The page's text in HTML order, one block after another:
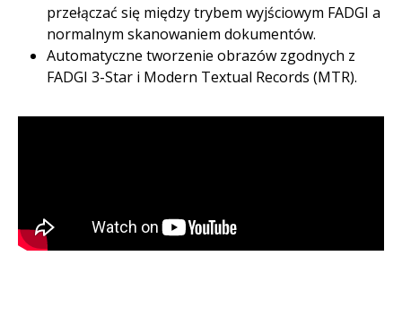
przełączać się między trybem wyjściowym FADGI a
normalnym skanowaniem dokumentów.
Automatyczne tworzenie obrazów zgodnych z
FADGI 3-Star i Modern Textual Records (MTR).